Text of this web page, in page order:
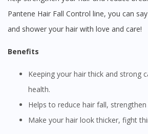
Pantene Hair Fall Control line, you can
and shower your hair with love and care!
Benefits
Keeping your hair thick and strong can improve its overall
health.
Helps to reduce hair fall,
Make your hair look thicker, fight